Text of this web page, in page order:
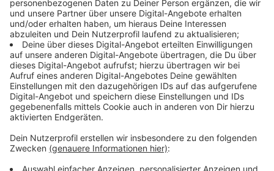
eines Muskelfaserrisses. Torwart Yann Sommer ist
rot-gesperrt, Christoph Kramer sitzt seine Gelb-Sperre
ab. Anpfiff ist um 15.30 Uhr. Radio 90,1 überträgt das
Spiel wie immer live.
Anzeige